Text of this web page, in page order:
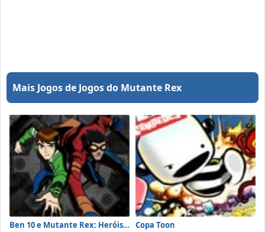
Mais Jogos de Jogos do Mutante Rex
Ben 10 e Mutante Rex: Heróis Unidos Copa Toon